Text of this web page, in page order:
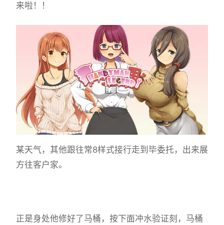
来啦！！
某天气，其他跟往常8样式接行走到毕委托，出来展
方往客户家。
正是身处他修好了马桶，按下面冲水验证刻，马桶